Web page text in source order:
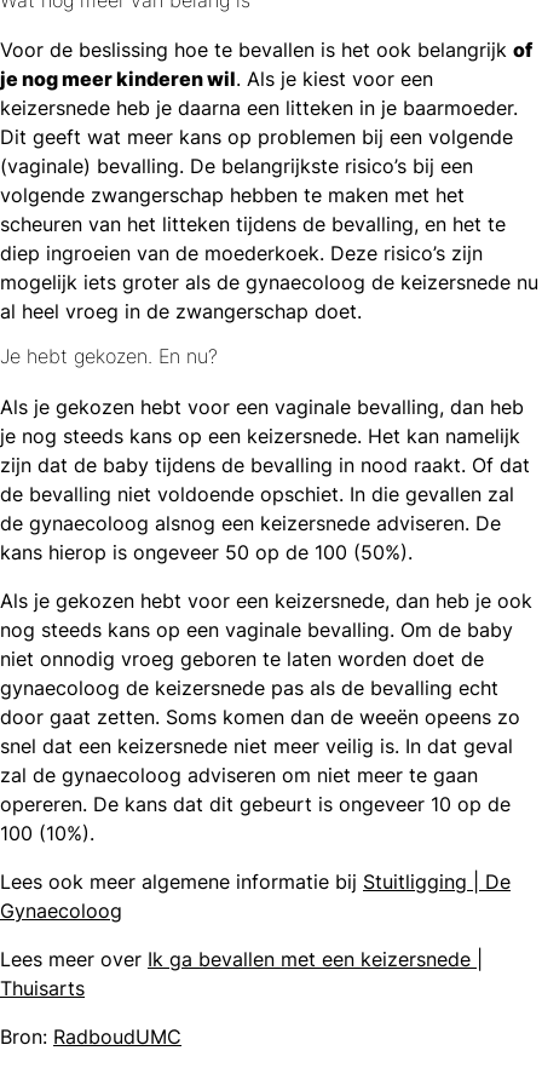
Voor de beslissing hoe te bevallen is het ook belangrijk of
je nog meer kinderen wil. Als je kiest voor een
keizersnede heb je daarna een litteken in je baarmoeder.
Dit geeft wat meer kans op problemen bij een volgende
(vaginale) bevalling. De belangrijkste risico’s bij een
volgende zwangerschap hebben te maken met het
scheuren van het litteken tijdens de bevalling, en het te
diep ingroeien van de moederkoek. Deze risico’s zijn
mogelijk iets groter als de gynaecoloog de keizersnede nu
al heel vroeg in de zwangerschap doet.
Je hebt gekozen. En nu?
Als je gekozen hebt voor een vaginale bevalling, dan heb
je nog steeds kans op een keizersnede. Het kan namelijk
zijn dat de baby tijdens de bevalling in nood raakt. Of dat
de bevalling niet voldoende opschiet. In die gevallen zal
de gynaecoloog alsnog een keizersnede adviseren. De
kans hierop is ongeveer 50 op de 100 (50%).
Als je gekozen hebt voor een keizersnede, dan heb je ook
nog steeds kans op een vaginale bevalling. Om de baby
niet onnodig vroeg geboren te laten worden doet de
gynaecoloog de keizersnede pas als de bevalling echt
door gaat zetten. Soms komen dan de weeën opeens zo
snel dat een keizersnede niet meer veilig is. In dat geval
zal de gynaecoloog adviseren om niet meer te gaan
opereren. De kans dat dit gebeurt is ongeveer 10 op de
100 (10%).
Lees ook meer algemene informatie bij Stuitligging | De
Gynaecoloog
Lees meer over Ik ga bevallen met een keizersnede |
Thuisarts
Bron: RadboudUMC